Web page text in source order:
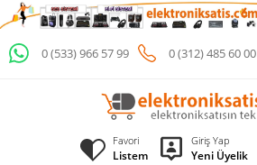
0 (533) 966 57 99 0 (312) 485 60 00
Favori
Listem
Giriş Yap
Yeni Üyelik